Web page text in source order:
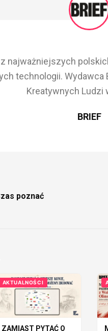
najważniejszych
technologii. Wydawca
Kreatywnych Ludzi
BRIEF
poznać
AKTUALNOŚCI
ZAMIAST PYTAĆ O